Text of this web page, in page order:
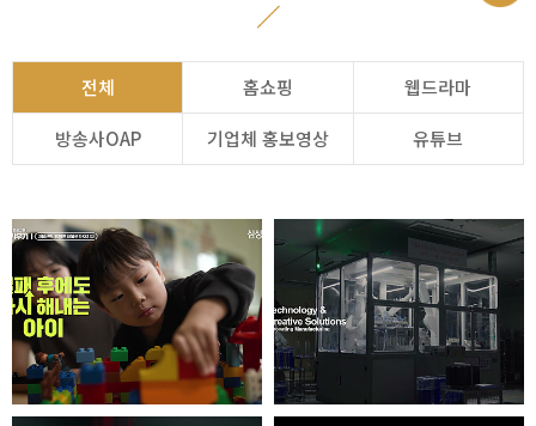
전체 홈쇼핑 웹드라마
방송사OAP 기업체 홍보영상 유튜브